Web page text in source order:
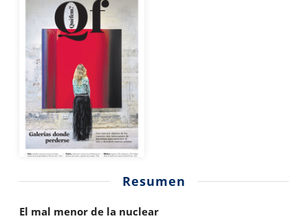
Resumen
El mal menor de la nuclear